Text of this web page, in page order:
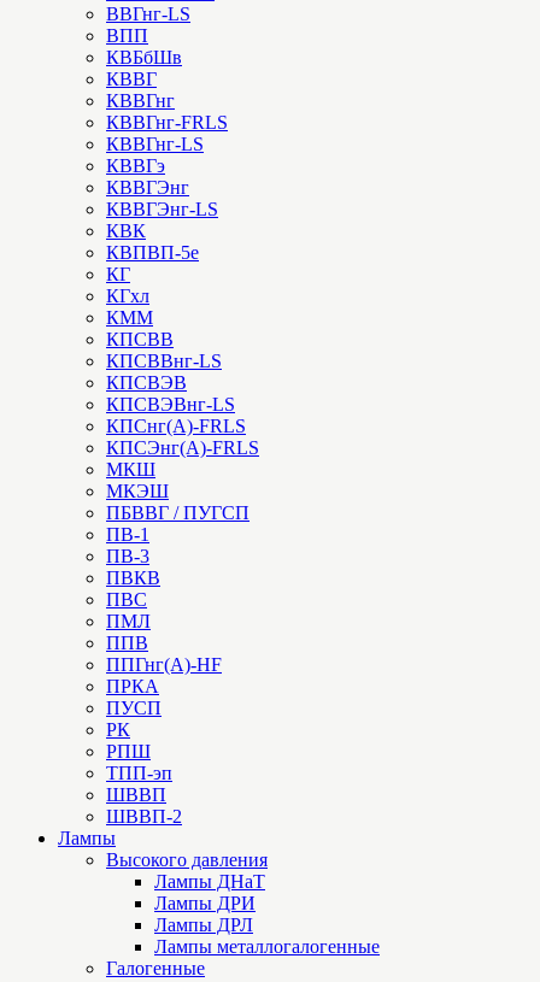
ВВГнг-LS
ВПП
КВБбШв
КВВГ
КВВГнг
КВВГнг-FRLS
КВВГнг-LS
КВВГэ
КВВГЭнг
КВВГЭнг-LS
КВК
КВПВП-5е
КГ
КГхл
КММ
КПСВВ
КПСВВнг-LS
КПСВЭВ
КПСВЭВнг-LS
КПСнг(А)-FRLS
КПСЭнг(А)-FRLS
МКШ
МКЭШ
ПБВВГ / ПУГСП
ПВ-1
ПВ-3
ПВКВ
ПВС
ПМЛ
ППВ
ППГнг(А)-HF
ПРКА
ПУСП
РК
РПШ
ТПП-эп
ШВВП
ШВВП-2
Лампы
Высокого давления
Лампы ДНаТ
Лампы ДРИ
Лампы ДРЛ
Лампы металлогалогенные
Галогенные